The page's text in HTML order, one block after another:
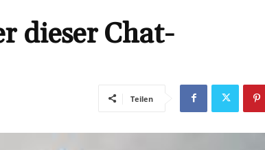
dieser Chat-
Teilen